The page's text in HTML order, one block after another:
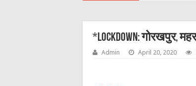
*lockdown: गोरखपुर,
Admin April 20, 2020